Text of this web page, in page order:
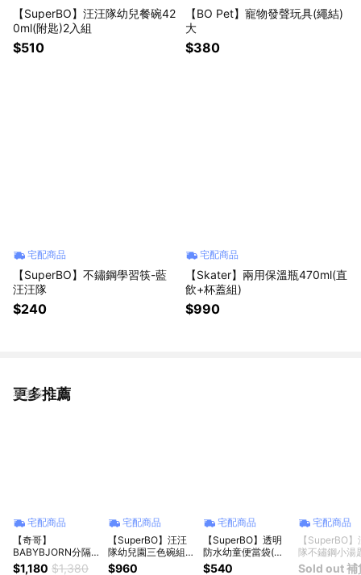
【SuperBO】汪汪隊幼兒餐碗42
0ml(附匙)2入組
$510
【BO Pet】寵物發聲玩具(繩結)
大
$380
宅配商品
【SuperBO】不鏽鋼學習筷-藍
汪汪隊
$240
宅配商品
【Skater】兩用保溫瓶470ml(直
飲+杯蓋組)
$990
更多推薦
看更多
宅配商品
【奇哥】
BABYBJORN分隔餐
盤餐具 4件組 (4色
$1,180 $1,380
宅配商品
【SuperBO】汪汪
隊幼兒園三色碗組
(附匙.附餐袋)
$960
宅配商品
【SuperBO】透明
防水幼童便當袋(汪
汪隊)2入組
$540
宅配商品
【SuperBO
隊不鏽鋼小湯
(10.5cm)幼兒
Sold out 補